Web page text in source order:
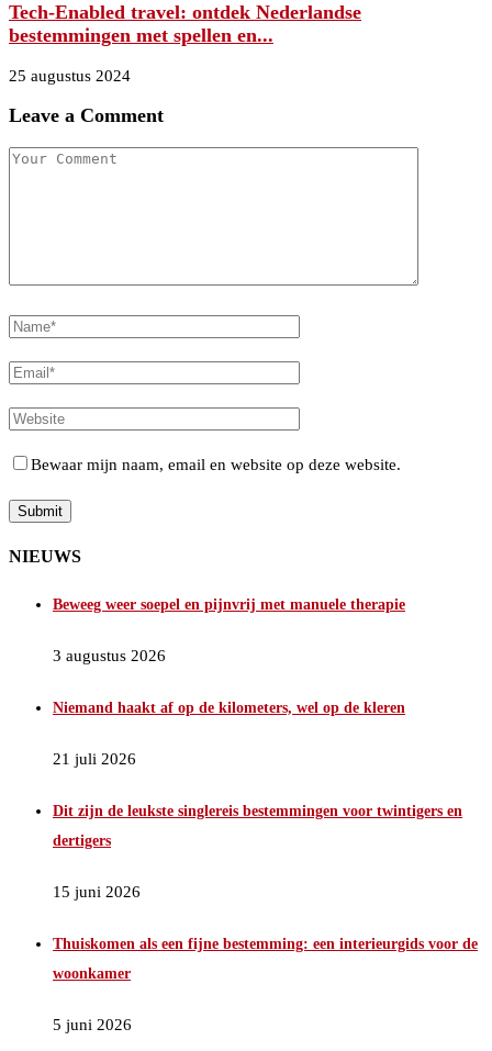
Tech-Enabled travel: ontdek Nederlandse
bestemmingen met spellen en...
25 augustus 2024
Leave a Comment
Bewaar mijn naam, email en website op deze website.
NIEUWS
Beweeg weer soepel en pijnvrij met manuele therapie
3 augustus 2026
Niemand haakt af op de kilometers, wel op de kleren
21 juli 2026
Dit zijn de leukste singlereis bestemmingen voor twintigers en
dertigers
15 juni 2026
Thuiskomen als een fijne bestemming: een interieurgids voor de
woonkamer
5 juni 2026